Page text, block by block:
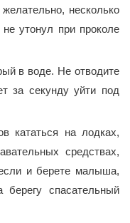
несколько
утонул при проколе
в воде. Не отводите
за секунду уйти под
кататься на лодках,
средствах,
и берете малыша,
спасательный